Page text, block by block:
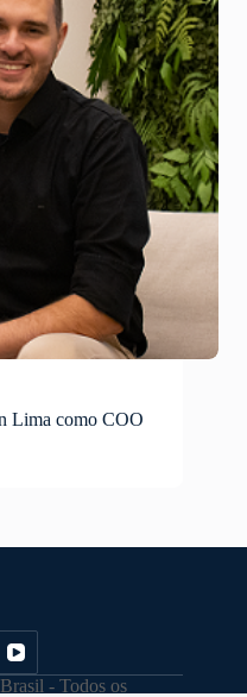
Lima como COO
- Todos os